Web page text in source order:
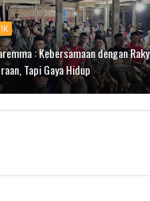
: Kebersamaan dengan
Tapi Gaya Hidup